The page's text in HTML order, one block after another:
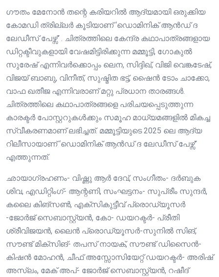
ഗൗതം മേനോൻ തന്റെ കരിയറിൽ ആദ്യമായി ഒരുക്കിയ
കോമഡി ത്രില്ലർ കൂടിയാണ് ‘ഡൊമിനിക് ആൻഡ് ദ
ലേഡീസ് പേഴ്സ്’ . ചിത്രത്തിലെ കേന്ദ്ര കഥാപാത്രങ്ങളായ
ഡിറ്റക്ടീവുകളായി വേഷമിട്ടിരിക്കുന്ന മമ്മൂട്ടി, ഗോകുൽ
സുരേഷ് എന്നിവർക്കൊപ്പം ലെന, സിദ്ദിഖ്, വിജി വെങ്കടേഷ്,
വിജയ് ബാബു, വിനീത്, സുഷ്മിത ഭട്ട്, ഷൈൻ ടോം ചാക്കോ,
വാഫ ഖതീജ എന്നിവരാണ് മറ്റു പ്രധാന താരങ്ങൾ.
ചിത്രത്തിലെ കഥാപാത്രങ്ങളെ പരിചയപ്പെടുത്തുന്ന
കാരക്ടർ പോസ്റ്ററുകൾക്കും സമൂഹ മാധ്യമങ്ങളിൽ മികച്ച
സ്വീകരണമാണ് ലഭിച്ചത്. മമ്മൂട്ടിയുടെ 2025 ലെ ആദ്യ
റിലീസായാണ് ‘ഡൊമിനിക് ആൻഡ് ദ ലേഡീസ് പേഴ്സ്’
എത്തുന്നത്.
ഛായാഗ്രഹണം- വിഷ്ണു ആർ ദേവ്, സംഗീതം- ദർബുക
ശിവ, എഡിറ്റിംഗ്- ആന്റണി, സംഘട്ടനം- സുപ്രീം സുന്ദർ,
കലൈ കിങ്‌സൺ, എക്സികുട്ടീവ് പ്രൊഡ്യൂസർ
-ജോർജ് സെബാസ്റ്റ്യൻ, കോ- ഡയറക്ടർ- പ്രീതി
ശ്രീവിജയൻ, ലൈൻ പ്രൊഡ്യൂസർ-സുനിൽ സിങ്,
സൗണ്ട് മിക്സിങ്- തപസ് നായക്, സൗണ്ട് ഡിസൈൻ-
കിഷൻ മോഹൻ, ചീഫ് അസ്സോസിയേറ്റ് ഡയറക്ടർ- അരിഷ്
അസ്‌ലം, മേക് അപ്- ജോർജ്‌ സെബാസ്റ്റ്യൻ, റഷീദ്